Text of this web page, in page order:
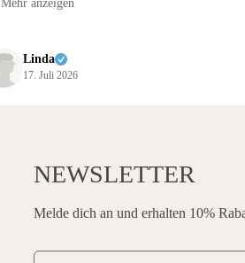
würde jederzeit wieder hier kaufen. Vielen
Mehr anzeigen
Linda
17. Juli 2026
NEWSLETTER
Melde dich an und erhalten 10%